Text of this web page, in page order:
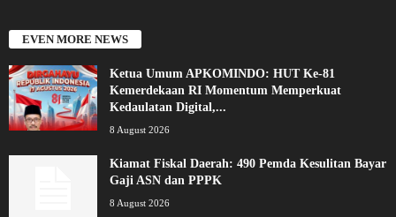
EVEN MORE NEWS
Ketua Umum APKOMINDO: HUT Ke-81
Kemerdekaan RI Momentum Memperkuat
Kedaulatan Digital,...
8 August 2026
Kiamat Fiskal Daerah: 490 Pemda Kesulitan Bayar
Gaji ASN dan PPPK
8 August 2026